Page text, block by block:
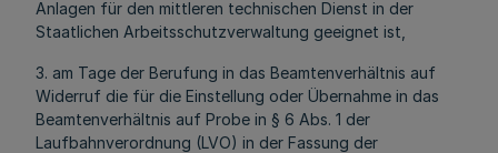
Anlagen für den mittleren technischen Dienst in der
Staatlichen Arbeitsschutzverwaltung geeignet ist,
3. am Tage der Berufung in das Beamtenverhältnis auf
Widerruf die für die Einstellung oder Übernahme in das
Beamtenverhältnis auf Probe in § 6 Abs. 1 der
Laufbahnverordnung (LVO) in der Fassung der